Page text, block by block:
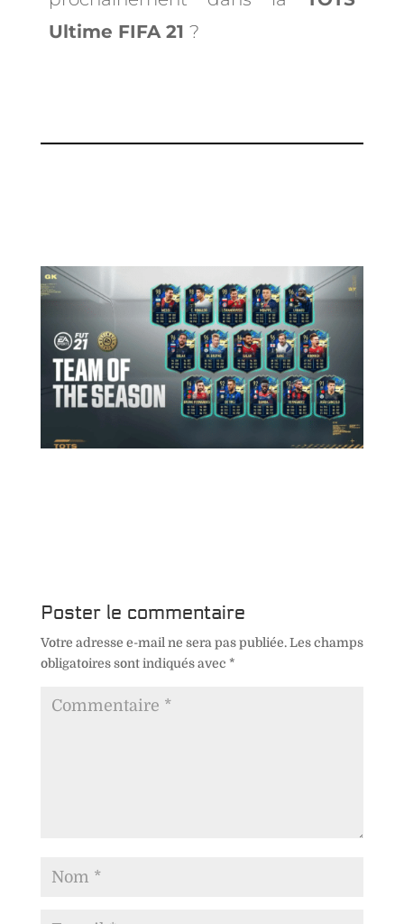
Ultime FIFA 21 ?
Poster le commentaire
Votre adresse e-mail ne sera pas publiée. Les champs
obligatoires sont indiqués avec *